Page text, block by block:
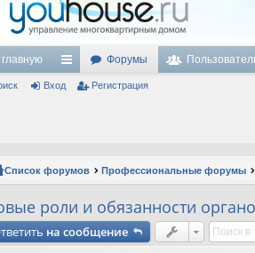
с
и
Форумы
Вход Регистрация
Список форумов Профессиональные форумы
роли и обязанности
на сообщение